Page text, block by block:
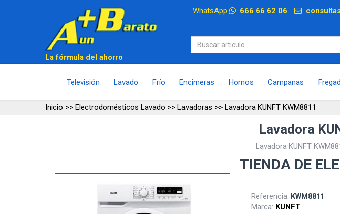
WhatsApp 666 66 62 06
La fórmula del ahorro
Televisión Lavado Frío Encimeras Hornos Campanas
Inicio >> Electrodomésticos Lavado >> Lavadoras >> Lavadora KUNFT KWM8811
Lavadora
Lavadora KUNFT
TIENDA DE
Referencia: KWM8811
Marca: KUNFT